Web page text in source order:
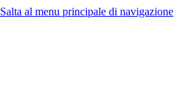
Salta al menu principale di navigazione